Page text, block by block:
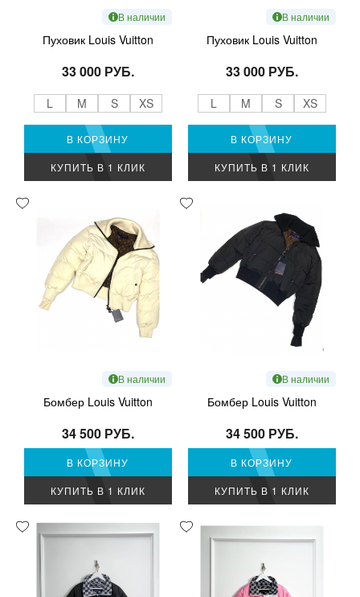
В наличии
Пуховик Louis Vuitton
33 000 РУБ.
L M S XS
В КОРЗИНУ
КУПИТЬ В 1 КЛИК
В наличии
Пуховик Louis Vuitton
33 000 РУБ.
L M S XS
В КОРЗИНУ
КУПИТЬ В 1 КЛИК
В наличии
Бомбер Louis Vuitton
34 500 РУБ.
В КОРЗИНУ
КУПИТЬ В 1 КЛИК
В наличии
Бомбер Louis Vuitton
34 500 РУБ.
В КОРЗИНУ
КУПИТЬ В 1 КЛИК